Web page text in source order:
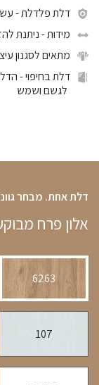
דלת פלדלת-
מידות- ניתנת
מתאים לסגנון
דלת בחיפוי-
לגשם ושמש
6263
107
דלת אחת. מבחר
אלון פרח מבוקע